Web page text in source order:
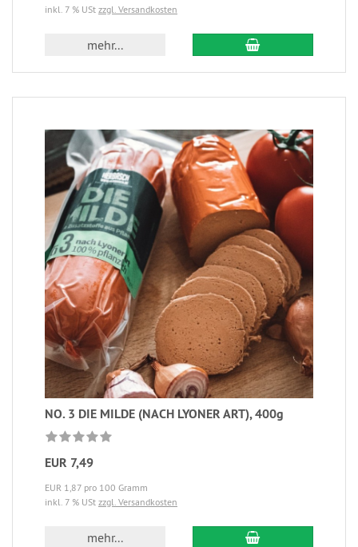
inkl. 7 % USt zzgl. Versandkosten
mehr...
NO. 3 DIE MILDE (NACH LYONER ART), 400g
EUR 7,49
EUR 1,87 pro 100 Gramm
inkl. 7 % USt zzgl. Versandkosten
mehr...